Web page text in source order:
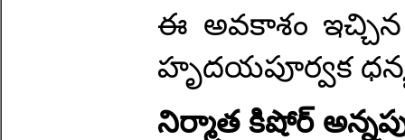
ఈ అవకాశం
హృదయపూర్వక
నిర్మాత కిషోర్